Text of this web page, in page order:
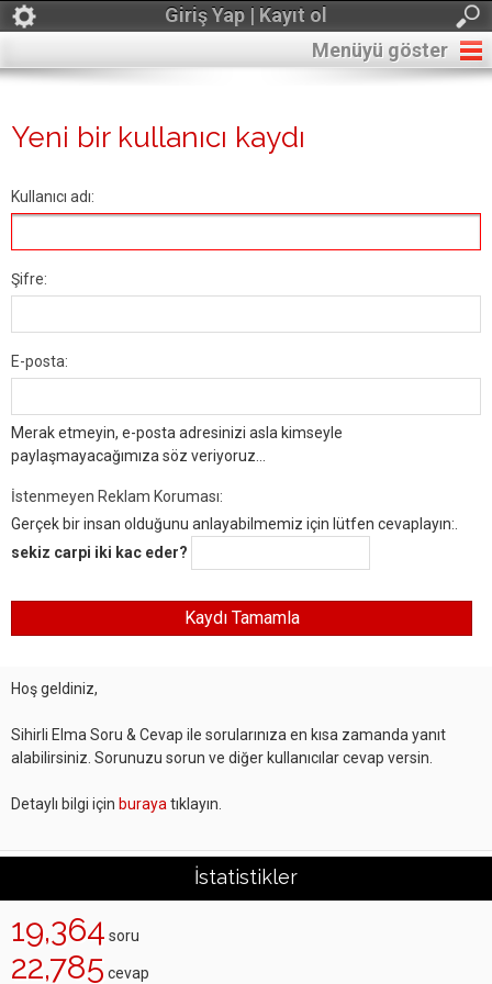
Giriş Yap | Kayıt ol
Menüyü göster
Yeni bir kullanıcı kaydı
Kullanıcı adı:
Şifre:
E-posta:
Merak etmeyin, e-posta adresinizi asla kimseyle
paylaşmayacağımıza söz veriyoruz...
İstenmeyen Reklam Koruması:
Gerçek bir insan olduğunu anlayabilmemiz için lütfen cevaplayın:.
sekiz carpi iki kac eder?
Hoş geldiniz,
Sihirli Elma Soru & Cevap ile sorularınıza en kısa zamanda yanıt
alabilirsiniz. Sorunuzu sorun ve diğer kullanıcılar cevap versin.
Detaylı bilgi için buraya tıklayın.
İstatistikler
19,364 soru
22,785 cevap